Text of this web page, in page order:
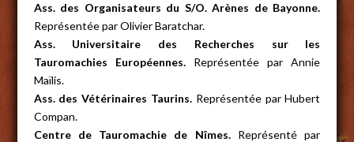
Ass. des Organisateurs du S/O. Arènes de Bayonne.
Représentée par Olivier Baratchar.
Ass. Universitaire des Recherches sur les
Tauromachies Européennes.Représentée par Annie
Maïlis.
Ass. des Vétérinaires Taurins. Représentée par Hubert
Compan.
Centre de Tauromachie de Nîmes.Représenté par